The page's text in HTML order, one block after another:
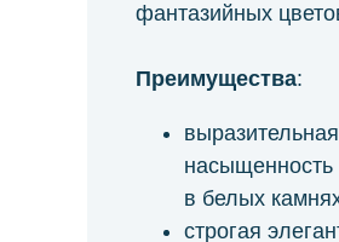
фантазийных
Преимущества:
насыщенность
в белых
строгая